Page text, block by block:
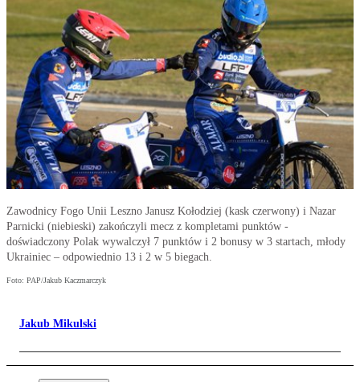
Zawodnicy Fogo Unii Leszno Janusz Kołodziej (kask czerwony) i Nazar
Parnicki (niebieski) zakończyli mecz z kompletami punktów -
doświadczony Polak wywalczył 7 punktów i 2 bonusy w 3 startach, młody
Ukrainiec – odpowiednio 13 i 2 w 5 biegach.
Foto: PAP/Jakub Kaczmarczyk
Jakub Mikulski